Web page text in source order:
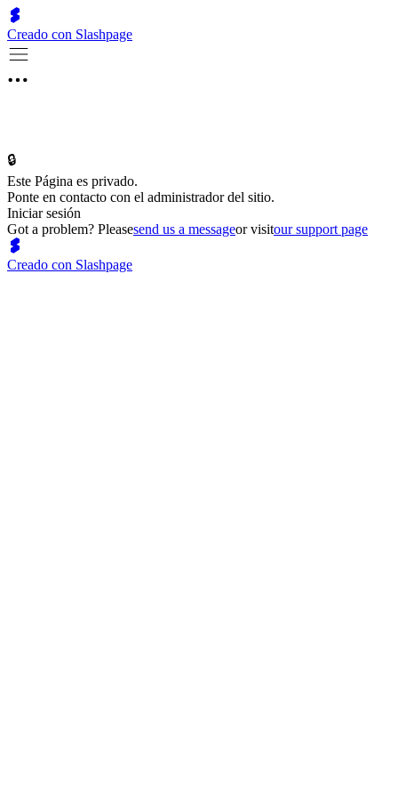
Creado con Slashpage
🔒
Este Página es privado.
Ponte en contacto con el administrador del sitio.
Iniciar sesión
Got a problem? Pleasesend us a messageor visitour support page
Creado con Slashpage